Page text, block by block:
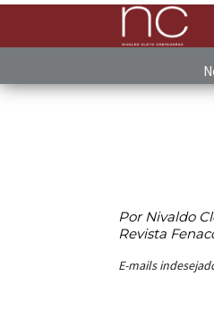
Por Nivaldo
Revista
E-mails